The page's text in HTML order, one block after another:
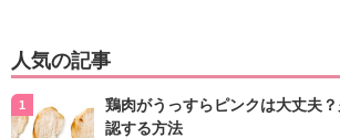
人気の記事
鶏肉がうっすらピンクは大丈夫
認する方法